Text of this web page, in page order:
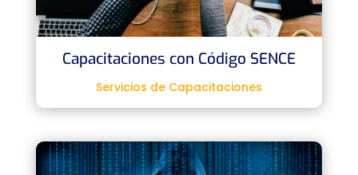
Capacitaciones con Código SENCE
Servicios de Capacitaciones